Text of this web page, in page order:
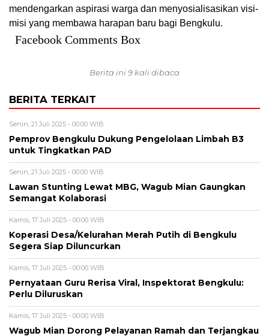
mendengarkan aspirasi warga dan menyosialisasikan visi-
misi yang membawa harapan baru bagi Bengkulu.
Facebook Comments Box
Berita ini 9 kali dibaca
BERITA TERKAIT
Senin, 21 Juli 2025 - 00:00 WIB
Pemprov Bengkulu Dukung Pengelolaan Limbah B3
untuk Tingkatkan PAD
Senin, 21 Juli 2025 - 00:00 WIB
Lawan Stunting Lewat MBG, Wagub Mian Gaungkan
Semangat Kolaborasi
Kamis, 17 Juli 2025 - 00:00 WIB
Koperasi Desa/Kelurahan Merah Putih di Bengkulu
Segera Siap Diluncurkan
Kamis, 17 Juli 2025 - 00:00 WIB
Pernyataan Guru Rerisa Viral, Inspektorat Bengkulu:
Perlu Diluruskan
Kamis, 17 Juli 2025 - 00:00 WIB
Wagub Mian Dorong Pelayanan Ramah dan Terjangkau